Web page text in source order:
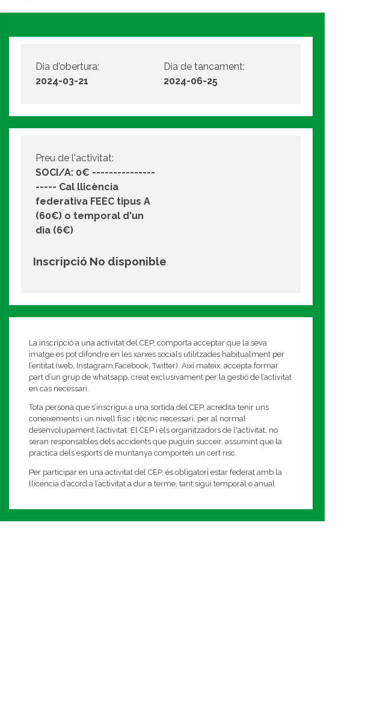
Dia d'obertura:
2024-03-21
Dia de tancament:
2024-06-25
Preu de l'activitat:
SOCI/A: 0€ ---------------
----- Cal llicència
federativa FEEC tipus A
(60€) o temporal d'un
dia (6€)
Inscripció No disponible
La inscripció a una activitat del CEP, comporta acceptar que la seva
imatge es pot difondre en les xarxes socials utilitzades habitualment per
l’entitat.(web, Instagram,Facebook, Twitter). Així mateix, accepta formar
part d’un grup de whatsapp, creat exclusivament per la gestió de l’activitat
en cas necessari.
Tota persona que s’inscrigui a una sortida del CEP, acredita tenir uns
coneixements i un nivell físic i tècnic necessari, per al normal
desenvolupament l’activitat. El CEP i els organitzadors de l'activitat, no
seran responsables dels accidents que puguin succeir, assumint que la
pràctica dels esports de muntanya comporten un cert risc.
Per participar en una activitat del CEP, és obligatori estar federat amb la
llicencia d’acord a l’activitat a dur a terme, tant sigui temporal o anual.